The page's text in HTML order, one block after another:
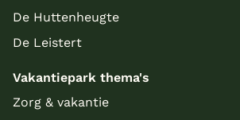
De Huttenheugte
De Leistert
Vakantiepark thema's
Zorg & vakantie